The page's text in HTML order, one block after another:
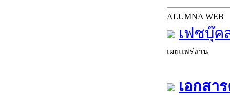
ALUMNA WEB
เฟซบุ๊ค
เผยแพร่งาน
เอกสา